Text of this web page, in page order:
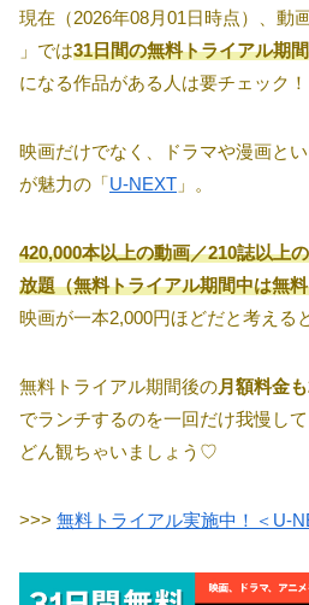
現在（2026年08月01日時点）、動
」では31日間の無料トライアル期間
になる作品がある人は要チェック！
映画だけでなく、ドラマや漫画と
が魅力の「U-NEXT 」。
420,000本以上の動画／210誌以上
放題（無料トライアル期間中は無
映画が一本2,000円ほどだと考える
無料トライアル期間後の月額料金
でランチするのを一回だけ我慢し
どん観ちゃいましょう♡
>>> 無料トライアル実施中！＜U-